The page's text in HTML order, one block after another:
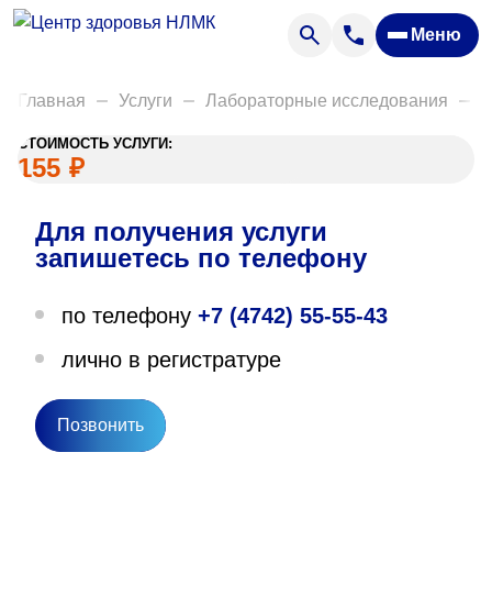
Меню
Анализы
Акции
Пациентам
Вакансии
О нас
Направления деятельности
Главная Услуги Лабораторные исследования
СТОИМОСТЬ УСЛУГИ:
155 ₽
Для получения услуги
запишетесь по телефону
по телефону +7 (4742) 55-55-43
лично в регистратуре
Позвонить